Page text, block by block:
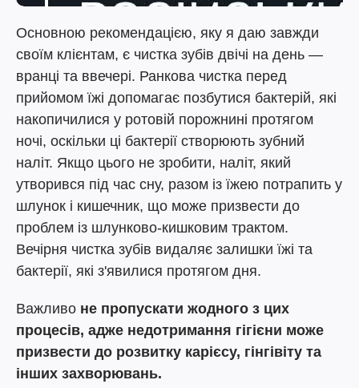
Основною рекомендацією, яку я даю завжди
своїм клієнтам, є чистка зубів двічі на день —
вранці та ввечері. Ранкова чистка перед
прийомом їжі допомагає позбутися бактерій, які
накопичилися у ротовій порожнині протягом
ночі, оскільки ці бактерії створюють зубний
наліт. Якщо цього не зробити, наліт, який
утворився під час сну, разом із їжею потрапить у
шлунок і кишечник, що може призвести до
проблем із шлунково-кишковим трактом.
Вечірня чистка зубів видаляє залишки їжі та
бактерії, які з'явилися протягом дня.
Важливо не пропускати жодного з цих
процесів, адже недотримання гігієни може
призвести до розвитку карієсу, гінгівіту та
інших захворювань.